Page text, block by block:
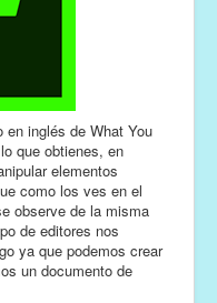
en inglés de What You
que obtienes, en
elementos
como los ves en el
observe de la misma
de editores nos
ya que podemos crear
un documento de